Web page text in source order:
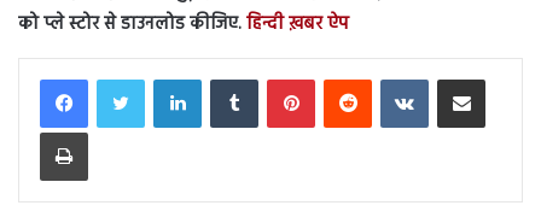
को प्ले स्टोर से डाउनलोड कीजिए.हिन्दी ख़बर ऐप
LinkedInTumblr PinterestReddit VKontakteShare via Email
Print